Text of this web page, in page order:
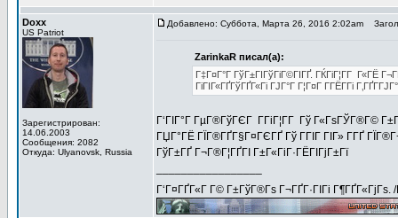
Doxx
US Patriot
Зарегистрирован:
14.06.2003
Сообщения: 2082
Откуда: Ulyanovsk, Russia
Добавлено: Суббота, Марта 26, 2016 2:02am
ZarinkaR писал(а):
Г‡Г¤Г°Г ГўГ±ГІГўГіГ©ГІГҐ. ГЌГіГ¦Г­Г Г«ГЁ
ГіГІГ«ГҐГўГҐГ«Гі ГЈГ°Г Г¦Г¤Г Г­ГЁГ­Гі
Г‘ГІГ°Г ГµГ®ГўГЄГ Г­ГіГ¦Г­Г Гў Г«ГѕГЎГ®Г©
ГЏГ°ГЁ ГЇГ®ГҐГ§Г¤ГЄГҐ Гў ГГІГ ГІГ» Г­ГҐ
ГўГ±ГҐ Г¬Г®Г¦ГҐГІ Г±Г«ГіГ·ГЁГІГјГ±Гї
Г‘Г¤ГҐГ«Г Г© Г±ГўГ®Гѕ Г¬ГҐГ·ГІГі Г¶ГҐГ«ГјГѕ.